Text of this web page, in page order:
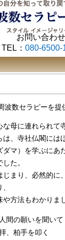
お問い合わせ
TEL： 080-6500-
数セラピーを提
な母に連れられて
は、寺社仏閣には
ダマ）を学ぶにあ
た。
じまり、必然的に
方法もわかりま
間の願いを聞いて
、柏手を叩く